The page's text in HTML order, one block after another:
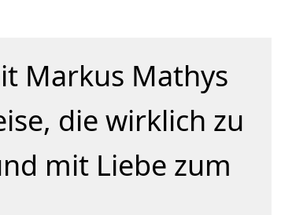
Markus Mathys
die wirklich zu
mit Liebe zum